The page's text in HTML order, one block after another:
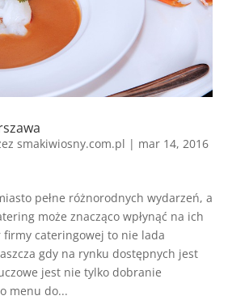
smakiwiosny.com.pl | mar 14, 2016
pełne różnorodnych wydarzeń, a
może znacząco wpłynąć na ich
firmy cateringowej to nie lada
gdy na rynku dostępnych jest
jest nie tylko dobranie
menu do...